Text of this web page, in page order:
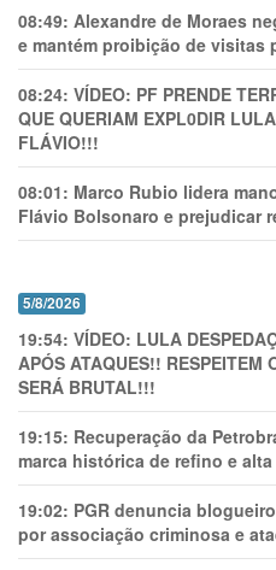
08:49: Alexandre de Moraes
e mantém proibição de visitas
08:24: VÍDEO: PF PRENDE
QUE QUERIAM EXPL0DlR
FLÁVIO!!!
08:01: Marco Rubio lidera
Flávio Bolsonaro e prejudicar
5/8/2026
19:54: VÍDEO: LULA
APÓS ATAQUES!! RESPEITEM
SERÁ BRUTAL!!!
19:15: Recuperação da
marca histórica de refino e
19:02: PGR denuncia
por associação criminosa e